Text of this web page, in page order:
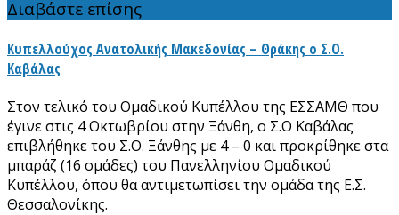
Διαβάστε επίσης
Κυπελλούχος Ανατολικής Μακεδονίας – Θράκης ο Σ.Ο.
Καβάλας
Στον τελικό του Ομαδικού Κυπέλλου της ΕΣΣΑΜΘ που
έγινε στις 4 Οκτωβρίου στην Ξάνθη, ο Σ.Ο Καβάλας
επιβλήθηκε του Σ.Ο. Ξάνθης με 4 – 0 και προκρίθηκε στα
μπαράζ (16 ομάδες) του Πανελληνίου Ομαδικού
Κυπέλλου, όπου θα αντιμετωπίσει την ομάδα της Ε.Σ.
Θεσσαλονίκης.